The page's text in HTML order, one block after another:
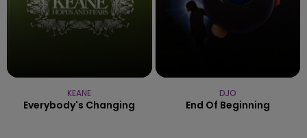
KEANE
Everybody's Changing
DJO
End Of Beginning